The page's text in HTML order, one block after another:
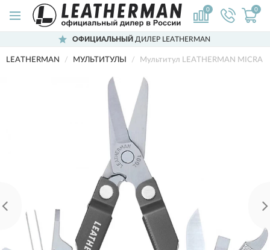
0 0
ОФИЦИАЛЬНЫЙ ДИЛЕР LEATHERMAN
LEATHERMAN МУЛЬТИТУЛЫ Мультитул LEATHERMAN MICRA